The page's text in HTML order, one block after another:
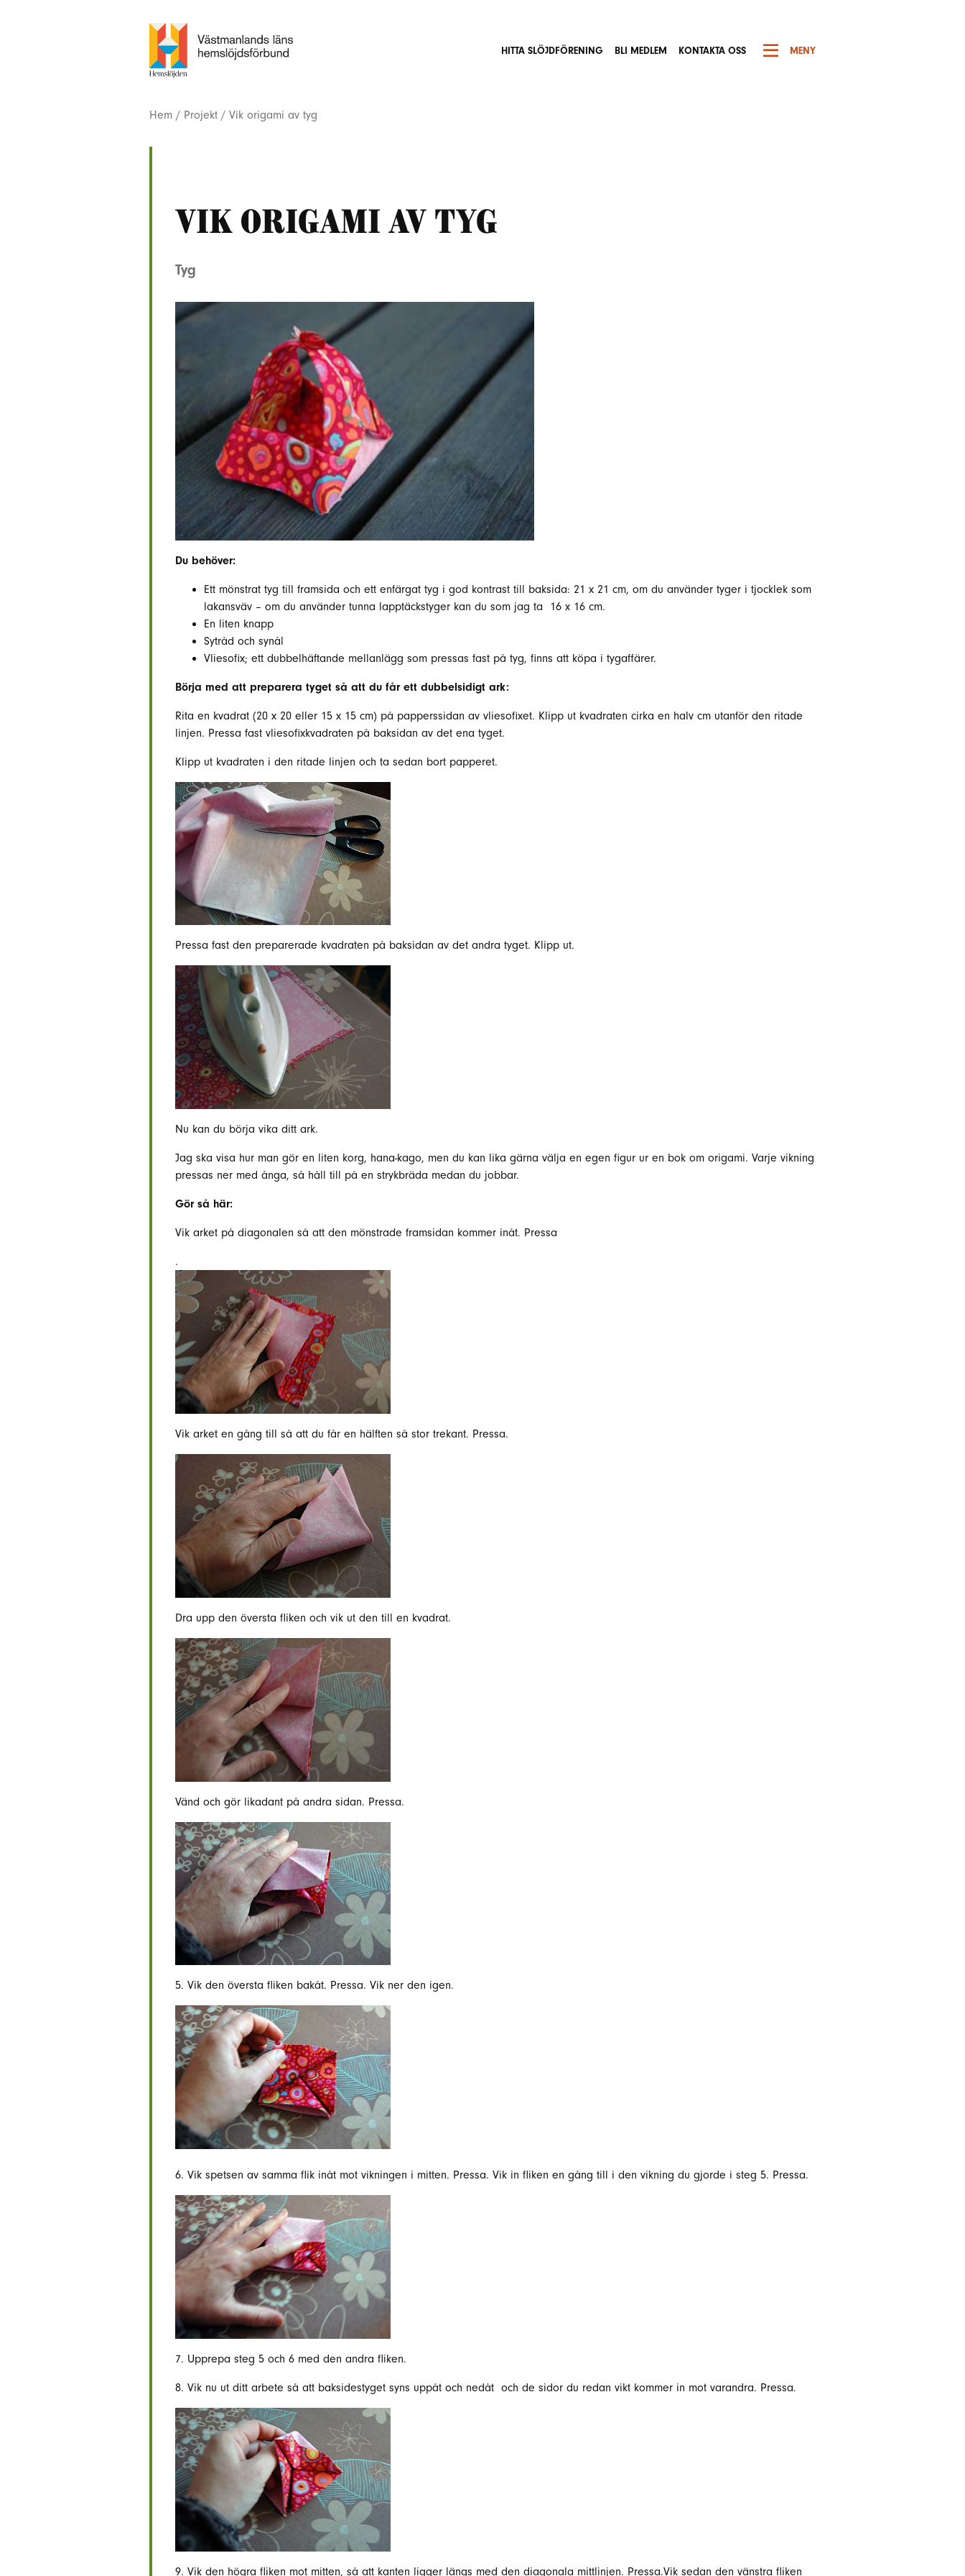
HITTA SLÖJDFÖRENING BLI MEDLEM KONTAKTA OSS MENY
Hem / Projekt / Vik origami av tyg
Vik origami av tyg
Tyg
Du behöver:
Ett mönstrat tyg till framsida och ett enfärgat tyg i god kontrast till baksida: 21 x 21 cm, om du använder tyger i tjocklek som
lakansväv – om du använder tunna lapptäckstyger kan du som jag ta 16 x 16 cm.
En liten knapp
Sytråd och synål
Vliesofix; ett dubbelhäftande mellanlägg som pressas fast på tyg, finns att köpa i tygaffärer.
Börja med att preparera tyget så att du får ett dubbelsidigt ark:
Rita en kvadrat (20 x 20 eller 15 x 15 cm) på papperssidan av vliesofixet. Klipp ut kvadraten cirka en halv cm utanför den ritade
linjen. Pressa fast vliesofixkvadraten på baksidan av det ena tyget.
Klipp ut kvadraten i den ritade linjen och ta sedan bort papperet.
Pressa fast den preparerade kvadraten på baksidan av det andra tyget. Klipp ut.
Nu kan du börja vika ditt ark.
Jag ska visa hur man gör en liten korg, hana-kago, men du kan lika gärna välja en egen figur ur en bok om origami. Varje vikning
pressas ner med ånga, så håll till på en strykbräda medan du jobbar.
Gör så här:
Vik arket på diagonalen så att den mönstrade framsidan kommer inåt. Pressa
.
Vik arket en gång till så att du får en hälften så stor trekant. Pressa.
Dra upp den översta fliken och vik ut den till en kvadrat.
Vänd och gör likadant på andra sidan. Pressa.
5. Vik den översta fliken bakåt. Pressa. Vik ner den igen.
6. Vik spetsen av samma flik inåt mot vikningen i mitten. Pressa. Vik in fliken en gång till i den vikning du gjorde i steg 5. Pressa.
7. Upprepa steg 5 och 6 med den andra fliken.
8. Vik nu ut ditt arbete så att baksidestyget syns uppåt och nedåt och de sidor du redan vikt kommer in mot varandra. Pressa.
9. Vik den högra fliken mot mitten, så att kanten ligger längs med den diagonala mittlinjen. Pressa.Vik sedan den vänstra fliken